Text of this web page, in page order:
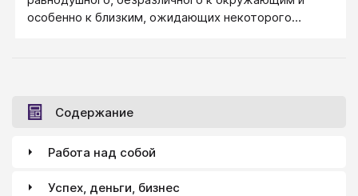
особенно к близким, ожидающих некоторого
Содержание
Работа над собой
Успех, деньги, бизнес